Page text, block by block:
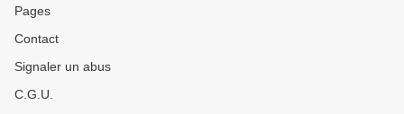
Pages
Contact
Signaler un abus
C.G.U.